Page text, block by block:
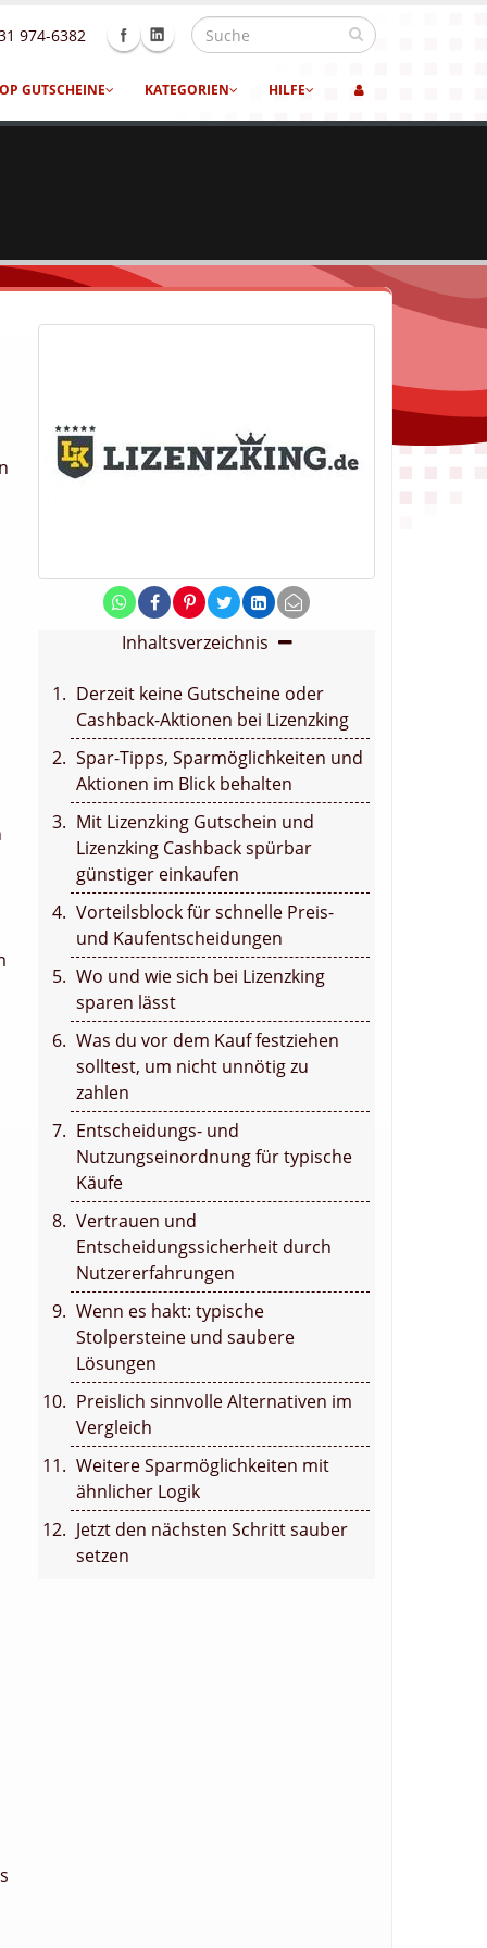
974-6382
GUTSCHEINE KATEGORIEN HILFE
Inhaltsverzeichnis
Derzeit keine Gutscheine oder
Cashback-Aktionen bei Lizenzking
Spar-Tipps, Sparmöglichkeiten und
Aktionen im Blick behalten
Mit Lizenzking Gutschein und
Lizenzking Cashback spürbar
günstiger einkaufen
Vorteilsblock für schnelle Preis-
und Kaufentscheidungen
Wo und wie sich bei Lizenzking
sparen lässt
Was du vor dem Kauf festziehen
solltest, um nicht unnötig zu
zahlen
Entscheidungs- und
Nutzungseinordnung für typische
Käufe
Vertrauen und
Entscheidungssicherheit durch
Nutzererfahrungen
Wenn es hakt: typische
Stolpersteine und saubere
Lösungen
Preislich sinnvolle Alternativen im
Vergleich
Weitere Sparmöglichkeiten mit
ähnlicher Logik
Jetzt den nächsten Schritt sauber
setzen